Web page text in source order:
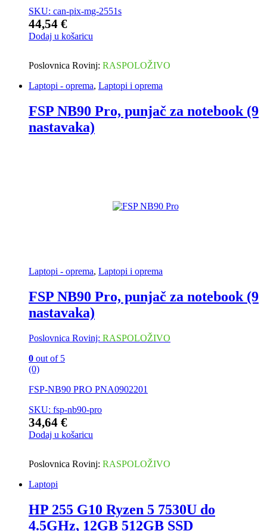
SKU: can-pix-mg-2551s
44,54 €
Dodaj u košaricu
Poslovnica Rovinj: RASPOLOŽIVO
Laptopi - oprema, Laptopi i oprema
FSP NB90 Pro, punjač za notebook (9
nastavaka)
Laptopi - oprema, Laptopi i oprema
FSP NB90 Pro, punjač za notebook (9
nastavaka)
Poslovnica Rovinj: RASPOLOŽIVO
0 out of 5
(0)
FSP-NB90 PRO PNA0902201
SKU: fsp-nb90-pro
34,64 €
Dodaj u košaricu
Poslovnica Rovinj: RASPOLOŽIVO
Laptopi
HP 255 G10 Ryzen 5 7530U do
4.5GHz, 12GB 512GB SSD